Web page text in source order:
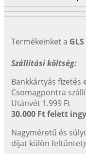
Termékeinket a
Szállítási költség:
Bankkártyás fizetés
Csomagpontra
Utánvét 1.999 Ft
30.000 Ft felett
Nagyméretű és
díjat külön